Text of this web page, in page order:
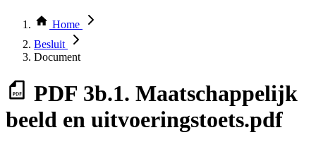
Thema COVID-19
Bekijk per bestuursorgaan
Home
Besluit
Document
PDF 3b.1. Maatschappelijk
beeld en uitvoeringstoets.pdf